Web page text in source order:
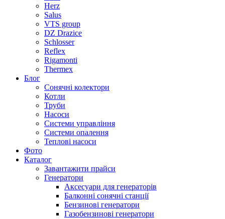
Herz
Salus
VTS group
DZ Drazice
Schlosser
Reflex
Rigamonti
Thermex
Блог
Сонячні колектори
Котли
Труби
Насоси
Системи управління
Системи опалення
Теплові насоси
Фото
Каталог
Завантажити прайси
Генератори
Аксесуари для генераторів
Балконні сонячні станції
Бензинові генератори
Газобензинові генератори